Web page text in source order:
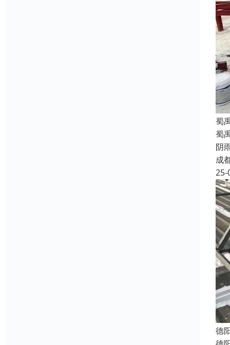
蜀
蜀
阴
成
25-
德